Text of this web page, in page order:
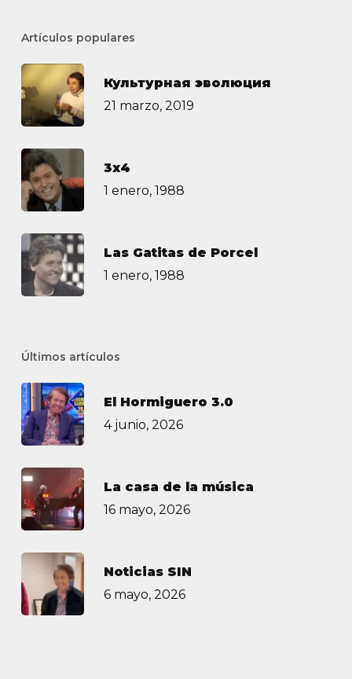
Artículos populares
Культурная эволюция
21 marzo, 2019
3х4
1 enero, 1988
Las Gatitas de Porcel
1 enero, 1988
Últimos artículos
El Hormiguero 3.0
4 junio, 2026
La casa de la música
16 mayo, 2026
Noticias SIN
6 mayo, 2026